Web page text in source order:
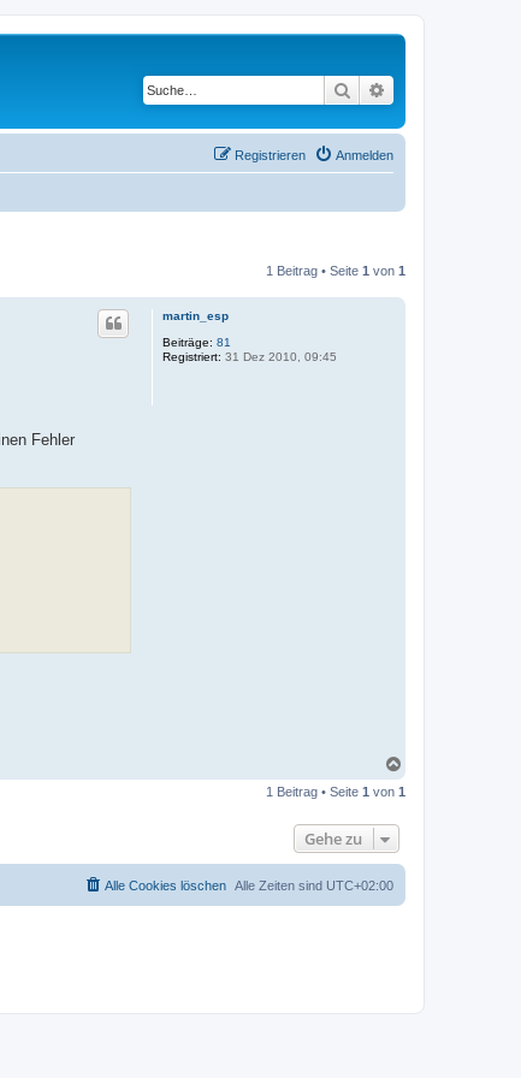
Suche
Anmelden
Registrieren
1 Beitrag • Seite 1 von 1
martin_esp
Beiträge: 81
Registriert: 31 Dez 2010, 09:45
Fehler
c
1 Beitrag • Seite 1 von 1
Gehe zu
Alle Zeiten sind UTC+02:00
Alle Cookies löschen